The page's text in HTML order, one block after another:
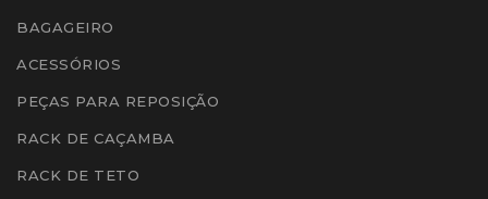
BAGAGEIRO
ACESSÓRIOS
PEÇAS PARA REPOSIÇÃO
RACK DE CAÇAMBA
RACK DE TETO